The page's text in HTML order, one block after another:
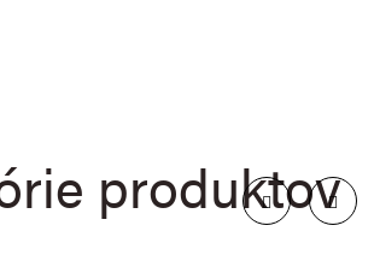
produktov